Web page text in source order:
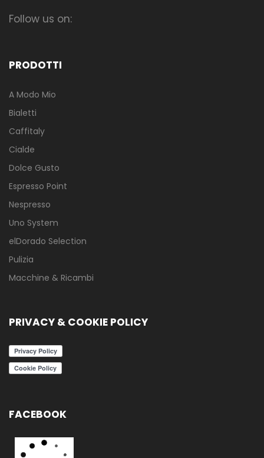
Follow us on:
PRODOTTI
A Modo Mio
Bialetti
Caffitaly
Cialde
Dolce Gusto
Espresso Point
Nespresso
Uno System
elDorado Selection
Pulizia
Macchine & Ricambi
PRIVACY & COOKIE POLICY
FACEBOOK